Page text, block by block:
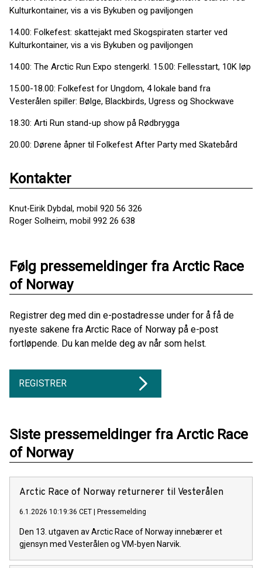
Kulturkontainer, vis a vis Bykuben og paviljongen
14.00: Folkefest: skattejakt med Skogspiraten starter ved
Kulturkontainer, vis a vis Bykuben og paviljongen
14.00: The Arctic Run Expo stengerkl. 15.00: Fellesstart, 10K løp
15.00-18.00: Folkefest for Ungdom, 4 lokale band fra
Vesterålen spiller: Bølge, Blackbirds, Ugress og Shockwave
18.30: Arti Run stand-up show på Rødbrygga
20.00: Dørene åpner til Folkefest After Party med Skatebård
Kontakter
Knut-Eirik Dybdal, mobil 920 56 326
Roger Solheim, mobil 992 26 638
Følg pressemeldinger fra Arctic Race
of Norway
Registrer deg med din e-postadresse under for å få de
nyeste sakene fra Arctic Race of Norway på e-post
fortløpende. Du kan melde deg av når som helst.
REGISTRER
Siste pressemeldinger fra Arctic Race
of Norway
Arctic Race of Norway returnerer til Vesterålen
6.1.2026 10:19:36 CET Pressemelding
Den 13. utgaven av Arctic Race of Norway innebærer et
gjensyn med Vesterålen og VM-byen Narvik.